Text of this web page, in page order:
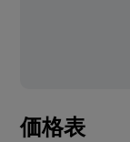
価格表